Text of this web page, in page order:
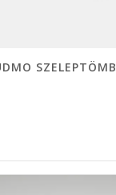
SZELEPTÖMB